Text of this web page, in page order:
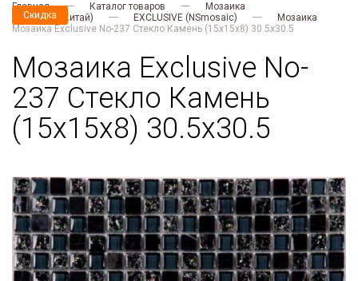
Главная Каталог товаров
Мозаика
NSmosaic (Китай)
EXCLUSIVE (NSmosaic)
Мозаика
Мозаика Exclusive No-237 Стекло Камень (15х15х8) 30.5x30.5
Мозаика Exclusive No-
237 Стекло Камень
(15х15х8) 30.5x30.5
Скидка